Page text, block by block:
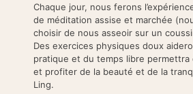
Chaque jour, nous ferons
de méditation assise et marchée
choisir de nous asseoir sur un
Des exercices physiques doux
pratique et du temps libre permettra
et profiter de la beauté et de la
Ling.